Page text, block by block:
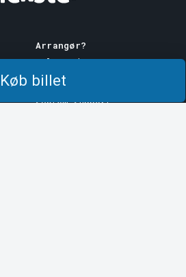
Køb billet
Arrangør?
Sælg med os!
Log ind på Manager
System Support